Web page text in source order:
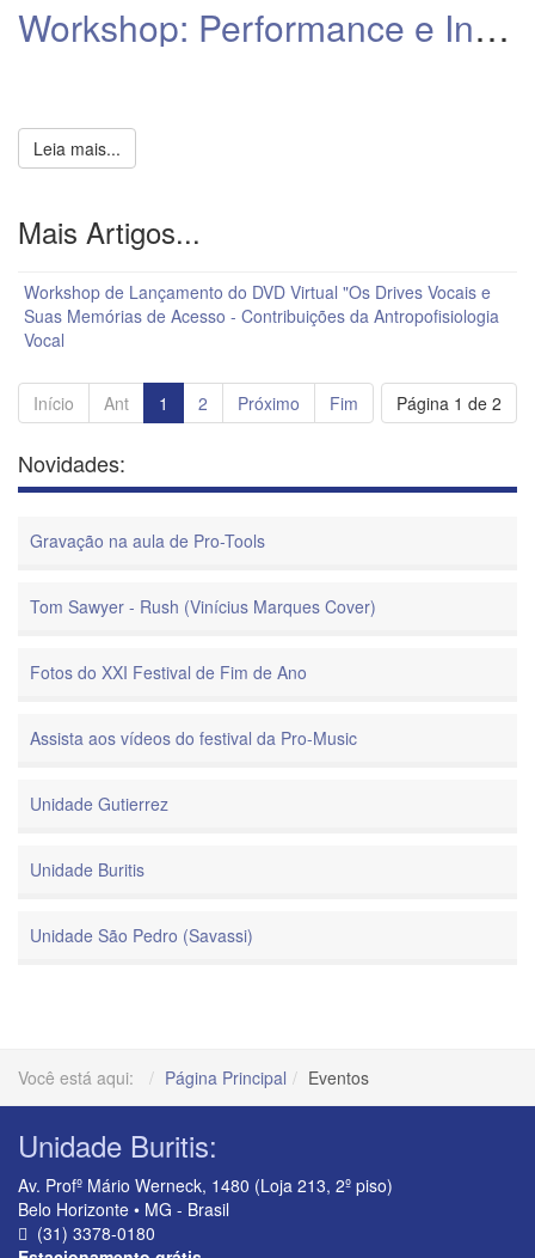
Workshop: Performance e Interpretação
Leia mais...
Mais Artigos...
Workshop de Lançamento do DVD Virtual "Os Drives Vocais e
Suas Memórias de Acesso - Contribuições da Antropofisiologia
Vocal
Página 1 de 2
Início Ant 1 2 Próximo Fim
Novidades:
Gravação na aula de Pro-Tools
Tom Sawyer - Rush (Vinícius Marques Cover)
Fotos do XXI Festival de Fim de Ano
Assista aos vídeos do festival da Pro-Music
Unidade Gutierrez
Unidade Buritis
Unidade São Pedro (Savassi)
Você está aqui: Página Principal Eventos
Unidade Buritis:
Av. Profº Mário Werneck, 1480 (Loja 213, 2º piso)
Belo Horizonte • MG - Brasil
(31) 3378-0180